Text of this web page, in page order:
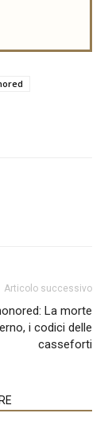
Articolo successivo
La morte
i codici delle
casseforti